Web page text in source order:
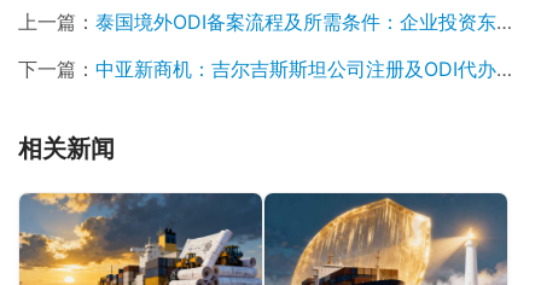
上一篇： 泰国境外ODI备案流程及所需条件：企业投资东南亚的“通关攻略”
下一篇： 中亚新商机：吉尔吉斯斯坦公司注册及ODI代办全解析
相关新闻